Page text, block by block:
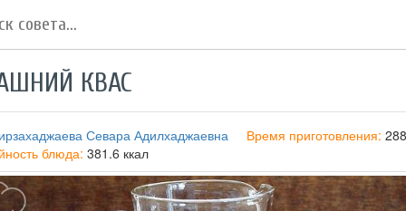
КВАС
Севара Адилхаджаевна Время приготовления:
блюда: 381.6 ккал